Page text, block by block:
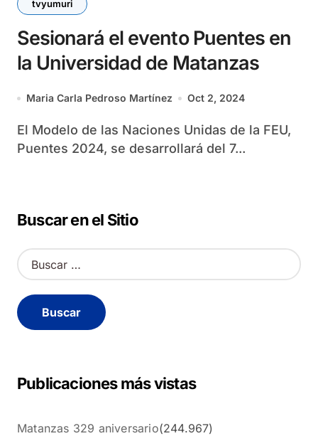
tvyumuri
Sesionará el evento Puentes en
la Universidad de Matanzas
Maria Carla Pedroso Martínez Oct 2, 2024
El Modelo de las Naciones Unidas de la FEU,
Puentes 2024, se desarrollará del 7...
Buscar en el Sitio
B
u
c
a
Publicaciones más vistas
Matanzas 329 aniversario(244.967)